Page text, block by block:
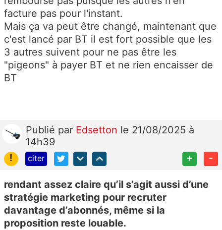
facture pas pour l'instant.
Mais ça va peut être changé, maintenant que
c'est lancé par BT il est fort possible que les
3 autres suivent pour ne pas être les
"pigeons" à payer BT et ne rien encaisser de
BT
Publié par Edsetton le 21/08/2025 à
14h39
!
citer + -
rendant assez claire qu’il s’agit aussi d’une
stratégie marketing pour recruter
davantage d’abonnés, même si la
proposition reste louable.